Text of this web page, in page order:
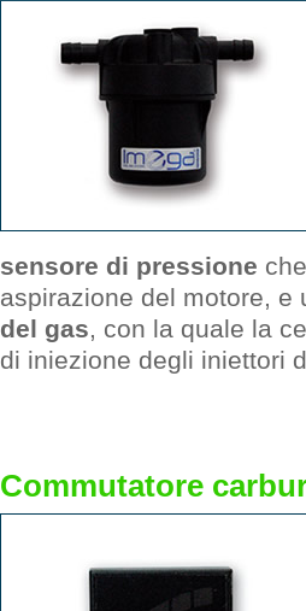
sensore di pressione
aspirazione del motore,
del gas, con la quale la
di iniezione degli iniettori
Commutatore